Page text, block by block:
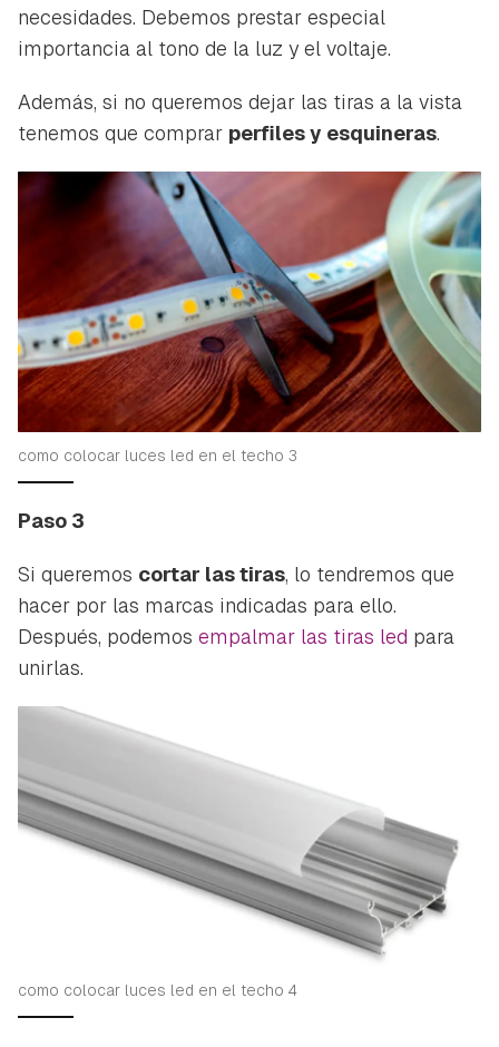
necesidades. Debemos prestar especial
importancia al tono de la luz y el voltaje.
Además, si no queremos dejar las tiras a la vista
tenemos que comprar perfiles y esquineras.
como colocar luces led en el techo 3
Paso 3
Si queremos cortar las tiras, lo tendremos que
hacer por las marcas indicadas para ello.
Después, podemos empalmar las tiras led para
unirlas.
como colocar luces led en el techo 4